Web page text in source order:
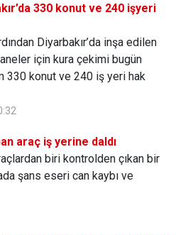
330 konut ve 240 işyeri
Diyarbakır’da inşa edilen
için kura çekimi bugün
330 konut ve 240 iş yeri hak
araç iş yerine daldı
biri kontrolden çıkan bir
şans eseri can kaybı ve